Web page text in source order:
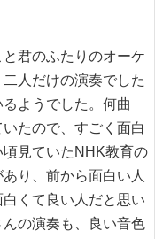
君のふたりのオーケ
人だけの演奏でした
ようでした。何曲
たので、すごく面白
見ていたNHK教育の
り、前から面白い人
くて良い人だと思い
の演奏も、良い音色